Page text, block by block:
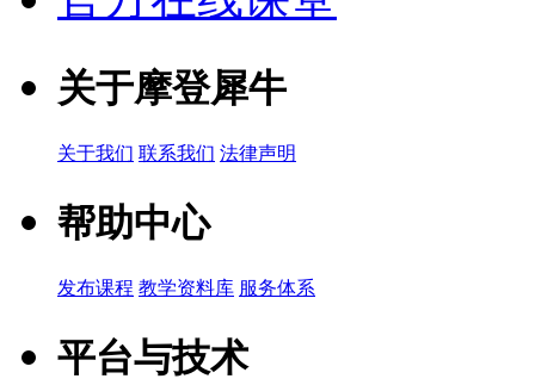
关于摩登犀牛
关于我们 联系我们 法律声明
帮助中心
发布课程 教学资料库 服务体系
平台与技术